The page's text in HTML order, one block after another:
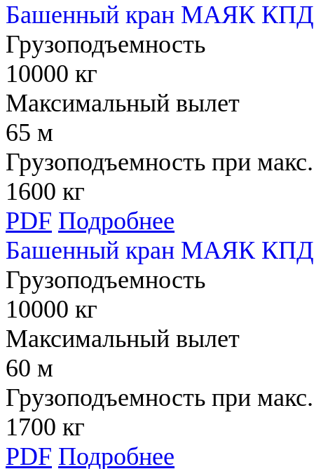
Башенный кран МАЯК КПД
Грузоподъемность
10000 кг
Максимальный вылет
65 м
Грузоподъемность при
1600 кг
PDF Подробнее
Башенный кран МАЯК КПД
Грузоподъемность
10000 кг
Максимальный вылет
60 м
Грузоподъемность при
1700 кг
PDF Подробнее